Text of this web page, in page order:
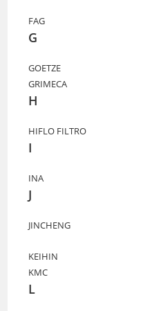
FAG
G
GOETZE
GRIMECA
H
HIFLO FILTRO
I
INA
J
JINCHENG
KEIHIN
KMC
L